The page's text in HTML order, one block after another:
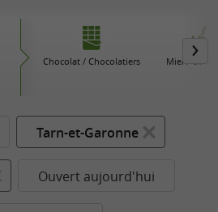
Chocolat / Chocolatiers Miel /
Tarn-et-Garonne
Ouvert aujourd'hui